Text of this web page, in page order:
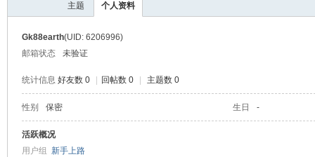
主题 个人资料
Gk88earth(UID: 6206996)
邮箱状态
未验证
统计信息 好友数 0 回帖数 0 主题数 0
性别 保密 生日 -
活跃概况
用户组 新手上路